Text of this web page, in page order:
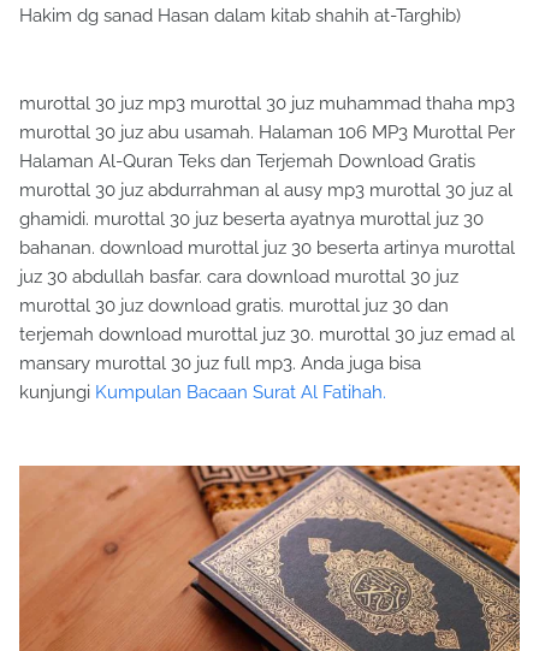
Hakim dg sanad Hasan dalam kitab shahih at-Targhib)
murottal 30 juz mp3 murottal 30 juz muhammad thaha mp3
murottal 30 juz abu usamah. Halaman 106 MP3 Murottal Per
Halaman Al-Quran Teks dan Terjemah Download Gratis
murottal 30 juz abdurrahman al ausy mp3 murottal 30 juz al
ghamidi. murottal 30 juz beserta ayatnya murottal juz 30
bahanan. download murottal juz 30 beserta artinya murottal
juz 30 abdullah basfar. cara download murottal 30 juz
murottal 30 juz download gratis. murottal juz 30 dan
terjemah download murottal juz 30. murottal 30 juz emad al
mansary murottal 30 juz full mp3. Anda juga bisa
kunjungi Kumpulan Bacaan Surat Al Fatihah.